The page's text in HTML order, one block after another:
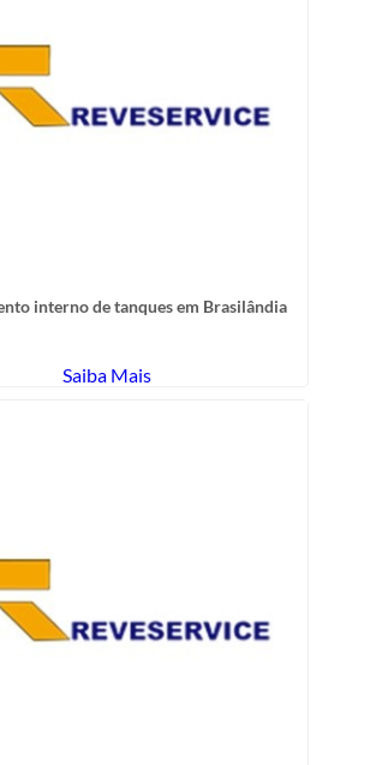
interno de tanques em Brasilândia
Saiba Mais